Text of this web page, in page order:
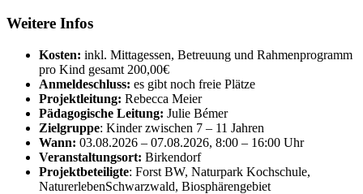
Weitere Infos
Kosten: inkl. Mittagessen, Betreuung und Rahmenprogramm
pro Kind gesamt 200,00€
Anmeldeschluss: es gibt noch freie Plätze
Projektleitung: Rebecca Meier
Pädagogische Leitung: Julie Bémer
Zielgruppe: Kinder zwischen 7 – 11 Jahren
Wann: 03.08.2026 – 07.08.2026, 8:00 – 16:00 Uhr
Veranstaltungsort: Birkendorf
Projektbeteiligte: Forst BW, Naturpark Kochschule,
NaturerlebenSchwarzwald, Biosphärengebiet